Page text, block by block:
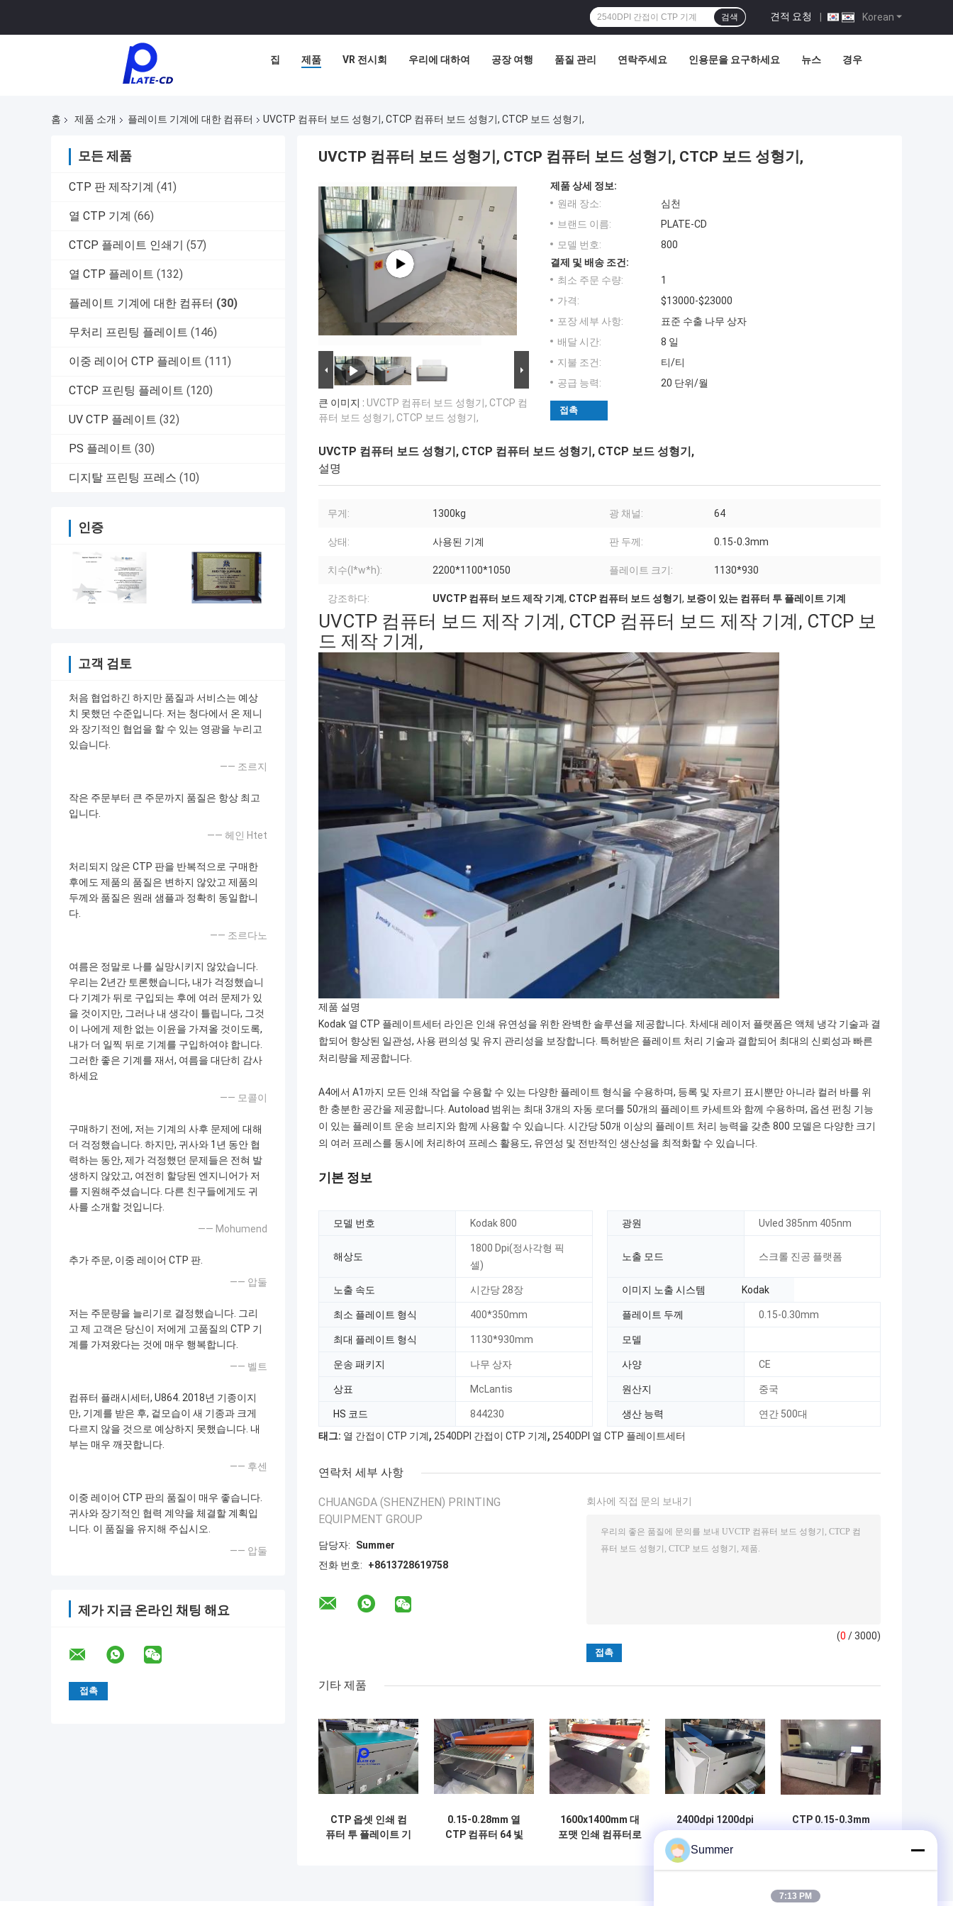
Korean
견적 요청 |
검색
집 제품 VR 전시회 우리에 대하여 공장 여행 품질 관리 연락주세요 인용문을 요구하세요 뉴스 경우
홈 제품 소개 플레이트 기계에 대한 컴퓨터 UVCTP 컴퓨터 보드 성형기, CTCP 컴퓨터 보드 성형기, CTCP 보드 성형기,
모든 제품
CTP 판 제작기계 (41)
열 CTP 기계 (66)
CTCP 플레이트 인쇄기 (57)
열 CTP 플레이트 (132)
플레이트 기계에 대한 컴퓨터 (30)
무처리 프린팅 플레이트 (146)
이중 레이어 CTP 플레이트 (111)
CTCP 프린팅 플레이트 (120)
UV CTP 플레이트 (32)
PS 플레이트 (30)
디지탈 프린팅 프레스 (10)
인증
고객 검토
처음 협업하긴 하지만 품질과 서비스는 예상
치 못했던 수준입니다. 저는 청다에서 온 제니
와 장기적인 협업을 할 수 있는 영광을 누리고
있습니다.
—— 조르지
작은 주문부터 큰 주문까지 품질은 항상 최고
입니다.
—— 헤인 Htet
처리되지 않은 CTP 판을 반복적으로 구매한
후에도 제품의 품질은 변하지 않았고 제품의
두께와 품질은 원래 샘플과 정확히 동일합니
다.
—— 조르다노
여름은 정말로 나를 실망시키지 않았습니다.
우리는 2년간 토론했습니다, 내가 걱정했습니
다 기계가 뒤로 구입되는 후에 여러 문제가 있
을 것이지만, 그러나 내 생각이 틀립니다, 그것
이 나에게 제한 없는 이윤을 가져올 것이도록,
내가 더 일찍 뒤로 기계를 구입하여야 합니다.
그러한 좋은 기계를 재서, 여름을 대단히 감사
하세요
—— 모콜이
구매하기 전에, 저는 기계의 사후 문제에 대해
더 걱정했습니다. 하지만, 귀사와 1년 동안 협
력하는 동안, 제가 걱정했던 문제들은 전혀 발
생하지 않았고, 여전히 할당된 엔지니어가 저
를 지원해주셨습니다. 다른 친구들에게도 귀
사를 소개할 것입니다.
—— Mohumend
추가 주문, 이중 레이어 CTP 판.
—— 압둘
저는 주문량을 늘리기로 결정했습니다. 그리
고 제 고객은 당신이 저에게 고품질의 CTP 기
계를 가져왔다는 것에 매우 행복합니다.
—— 벨트
컴퓨터 플래시세터, U864. 2018년 기종이지
만, 기계를 받은 후, 겉모습이 새 기종과 크게
다르지 않을 것으로 예상하지 못했습니다. 내
부는 매우 깨끗합니다.
—— 후센
이중 레이어 CTP 판의 품질이 매우 좋습니다.
귀사와 장기적인 협력 계약을 체결할 계획입
니다. 이 품질을 유지해 주십시오.
—— 압둘
제가 지금 온라인 채팅 해요
UVCTP 컴퓨터 보드 성형기, CTCP 컴퓨터 보드 성형기, CTCP 보드 성형기,
큰 이미지 : UVCTP 컴퓨터 보드 성형기, CTCP 컴
퓨터 보드 성형기, CTCP 보드 성형기,
제품 상세 정보:
원래 장소:
심천
브랜드 이름:
PLATE-CD
모델 번호:
800
결제 및 배송 조건:
최소 주문 수량:
1
가격:
$13000-$23000
포장 세부 사항:
표준 수출 나무 상자
배달 시간:
8 일
지불 조건:
티/티
공급 능력:
20 단위/월
접촉
UVCTP 컴퓨터 보드 성형기, CTCP 컴퓨터 보드 성형기, CTCP 보드 성형기,
설명
무게: 1300kg 광 채널: 64
상태: 사용된 기계 판 두께: 0.15-0.3mm
치수(l*w*h): 2200*1100*1050 플레이트 크기: 1130*930
강조하다: UVCTP 컴퓨터 보드 제작 기계 , CTCP 컴퓨터 보드 성형기 , 보증이 있는 컴퓨터 투 플레이트 기계
UVCTP 컴퓨터 보드 제작 기계, CTCP 컴퓨터 보드 제작 기계, CTCP 보
드 제작 기계,
제품 설명
Kodak 열 CTP 플레이트세터 라인은 인쇄 유연성을 위한 완벽한 솔루션을 제공합니다. 차세대 레이저 플랫폼은 액체 냉각 기술과 결
합되어 향상된 일관성, 사용 편의성 및 유지 관리성을 보장합니다. 특허받은 플레이트 처리 기술과 결합되어 최대의 신뢰성과 빠른
처리량을 제공합니다.
A4에서 A1까지 모든 인쇄 작업을 수용할 수 있는 다양한 플레이트 형식을 수용하며, 등록 및 자르기 표시뿐만 아니라 컬러 바를 위
한 충분한 공간을 제공합니다. Autoload 범위는 최대 3개의 자동 로더를 50개의 플레이트 카세트와 함께 수용하며, 옵션 펀칭 기능
이 있는 플레이트 운송 브리지와 함께 사용할 수 있습니다. 시간당 50개 이상의 플레이트 처리 능력을 갖춘 800 모델은 다양한 크기
의 여러 프레스를 동시에 처리하여 프레스 활용도, 유연성 및 전반적인 생산성을 최적화할 수 있습니다.
기본 정보
모델 번호 Kodak 800 광원 Uvled 385nm 405nm
해상도
1800 Dpi(정사각형 픽
셀)
노출 모드 스크롤 진공 플랫폼
노출 속도 시간당 28장 이미지 노출 시스템 Kodak
최소 플레이트 형식 400*350mm 플레이트 두께 0.15-0.30mm
최대 플레이트 형식 1130*930mm 모델
운송 패키지 나무 상자 사양 CE
상표 McLantis 원산지 중국
HS 코드 844230 생산 능력
연간 500대
태그: 열 간접이 CTP 기계, 2540DPI 간접이 CTP 기계, 2540DPI 열 CTP 플레이트세터
연락처 세부 사항
CHUANGDA (SHENZHEN) PRINTING
EQUIPMENT GROUP
담당자:
Summer
전화 번호:
+8613728619758
회사에 직접 문의 보내기
(0 / 3000)
기타 제품
CTP 옵셋 인쇄 컴
퓨터 투 플레이트 기
0.15-0.28mm 열
CTP 컴퓨터 64 빛
1600x1400mm 대
포맷 인쇄 컴퓨터로
2400dpi 1200dpi
제작 기계 2.3KW
CTP 0.15-0.3mm
Summer
7:13 PM